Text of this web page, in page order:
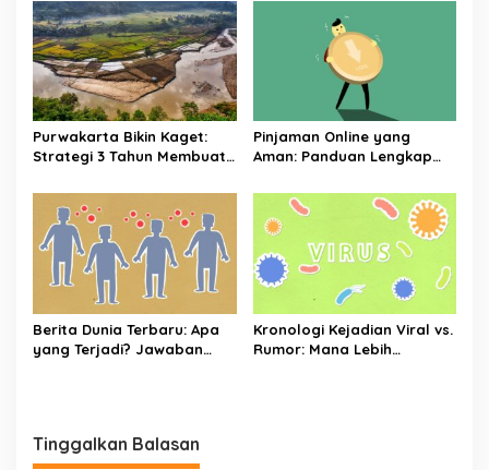
Purwakarta Bikin Kaget:
Strategi 3 Tahun Membuat
Investasi
Pinjaman Online yang
Aman: Panduan Lengkap
Pelunasan
Berita Dunia Terbaru: Apa
yang Terjadi? Jawaban
Kronologi Kejadian Viral vs.
Rumor: Mana Lebih
Tinggalkan Balasan